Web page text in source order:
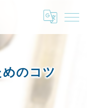
のコツ